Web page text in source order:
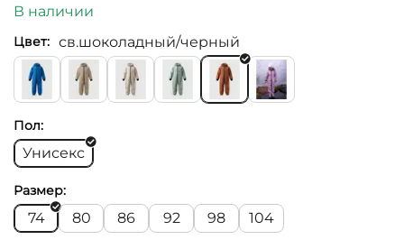
В наличии
Цвет: св.шоколадный/черный
Пол:
Унисекс
Размер:
74 80 86 92 98 104